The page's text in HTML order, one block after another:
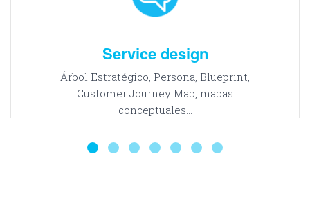
Service design
Árbol Estratégico, Persona, Blueprint,
Customer Journey Map, mapas
conceptuales...